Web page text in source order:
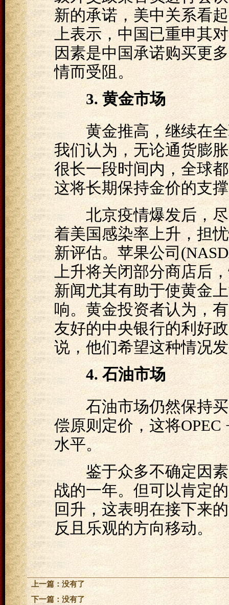
新的承诺，美中关系看
上表示，中国已重申其
因素是中国承诺购买更
情而受阻。
3. 黄金市场
黄金推高，继续在全
我们认为，无论通货膨
很长一段时间内，全球
这将长期保持金价的支
北京疫情爆发后，尽
着美国感染率上升，担
新评估。苹果公司
上升将关闭部分商店后
新闻尤其有助于使黄金
响。黄金投资者认为，
友好的中央银行的利好
说，他们希望这种情况
4. 石油市场
石油市场仍然保持买
偿原则定价，这将
水平。
鉴于众多不确定因素
战的一年。但可以肯定
回升，这表明在接下来
反且乐观的方向移动。
上一篇：没有了
下一篇：没有了